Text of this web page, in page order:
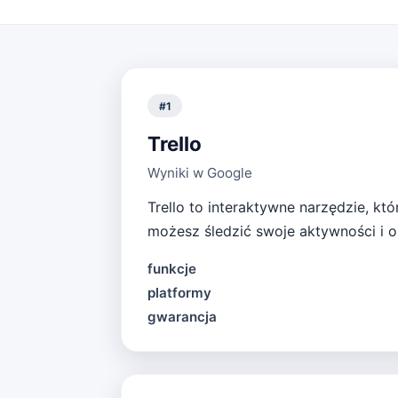
#1
Trello
Wyniki w Google
Trello to interaktywne narzędzie,
możesz śledzić swoje aktywności i
funkcje
platformy
gwarancja